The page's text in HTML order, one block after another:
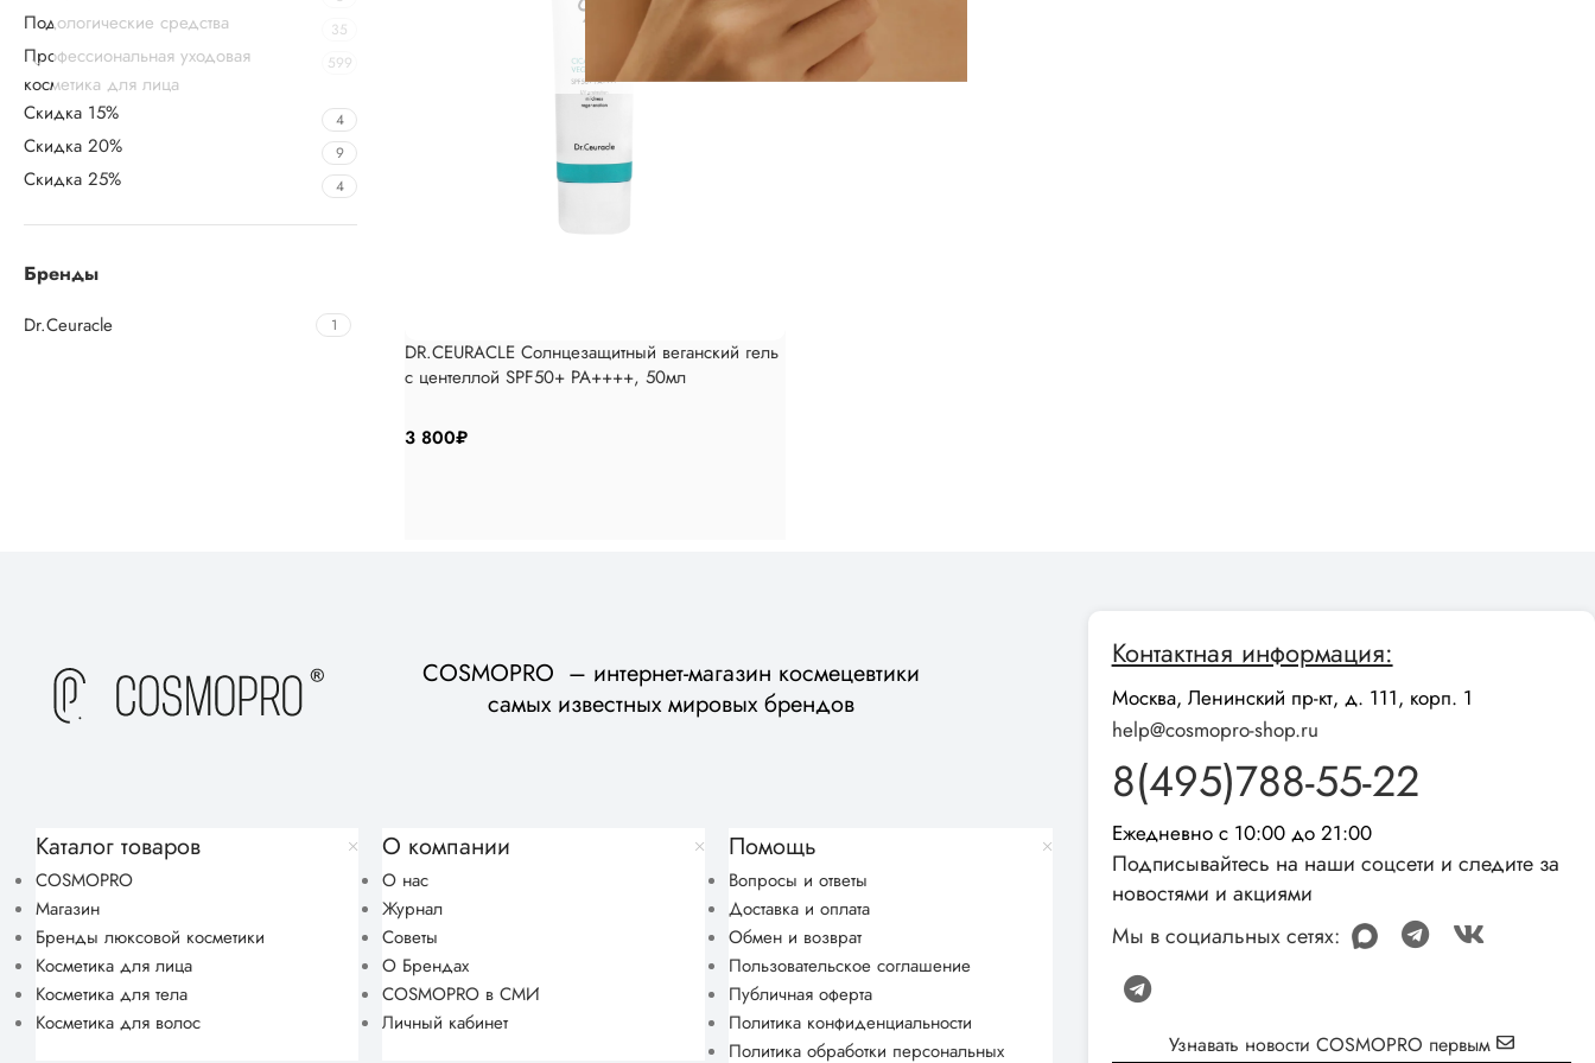
Подологические средства 35
Профессиональная уходовая
косметика для лица
599
Скидка 15% 4
Скидка 20% 9
Скидка 25% 4
Бренды
Dr.Ceuracle 1
DR.CEURACLE Солнцезащитный веганский гель
с центеллой SPF50+ PA++++, 50мл
3 800₽
COSMOPRO – интернет-магазин космецевтики
самых известных мировых брендов
Каталог товаров
COSMOPRO
Магазин
Бренды люксовой косметики
Косметика для лица
Косметика для тела
Косметика для волос
О компании
О нас
Журнал
Советы
О Брендах
COSMOPRO в СМИ
Личный кабинет
Помощь
Вопросы и ответы
Доставка и оплата
Обмен и возврат
Пользовательское соглашение
Публичная оферта
Политика конфиденциальности
Политика обработки персональных
Контактная информация:
Москва, Ленинский пр-кт, д. 111, корп. 1
help@cosmopro-shop.ru
8(495)788-55-22
Ежедневно с 10:00 до 21:00
Подписывайтесь на наши соцсети и следите за
новостями и акциями
Мы в социальных сетях:
Узнавать новости COSMOPRO первым